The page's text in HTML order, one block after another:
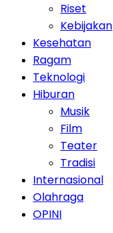
Riset
Kebijakan
Kesehatan
Ragam
Teknologi
Hiburan
Musik
Film
Teater
Tradisi
Internasional
Olahraga
OPINI